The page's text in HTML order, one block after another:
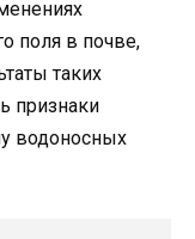
поля в почве,
таких
признаки
водоносных